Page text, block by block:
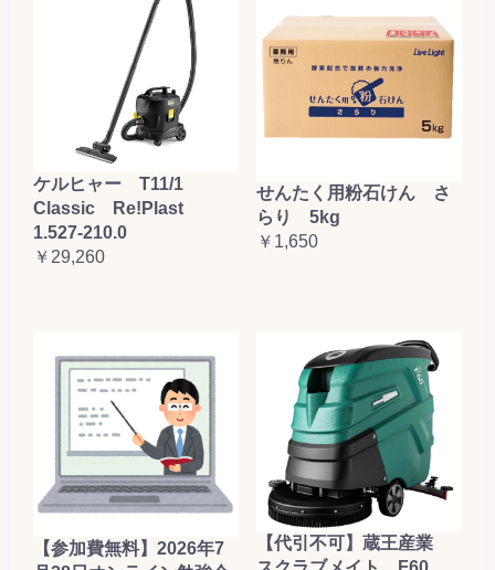
ケルヒャー T11/1
Classic Re!Plast
1.527-210.0
￥29,260
せんたく用粉石けん さ
らり 5kg
￥1,650
【参加費無料】2026年7
【代引不可】蔵王産業